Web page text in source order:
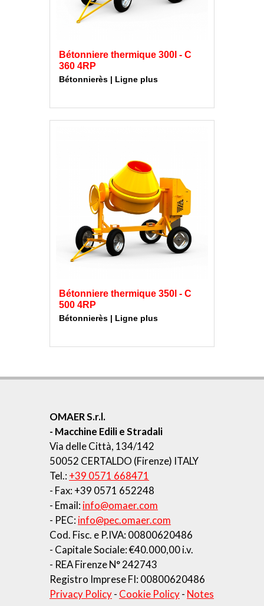
Bétonniere thermique 300l - C
360 4RP
Bétonnierès | Ligne plus
Bétonniere thermique 350l - C
500 4RP
Bétonnierès | Ligne plus
OMAER S.r.l.
- Macchine Edili e Stradali
Via delle Città, 134/142
50052 CERTALDO (Firenze) ITALY
Tel.: +39 0571 668471
- Fax: +39 0571 652248
- Email: info@omaer.com
- PEC: info@pec.omaer.com
Cod. Fisc. e P.IVA: 00800620486
- Capitale Sociale: €40.000,00 i.v.
- REA Firenze N° 242743
Registro Imprese FI: 00800620486
Privacy Policy- Cookie Policy- Notes